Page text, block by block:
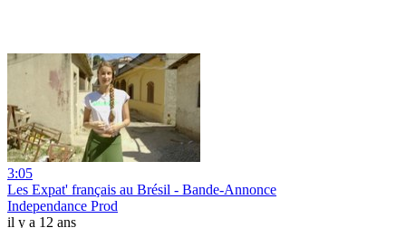
3:05
Les Expat' français au Brésil - Bande-Annonce
Independance Prod
il y a 12 ans